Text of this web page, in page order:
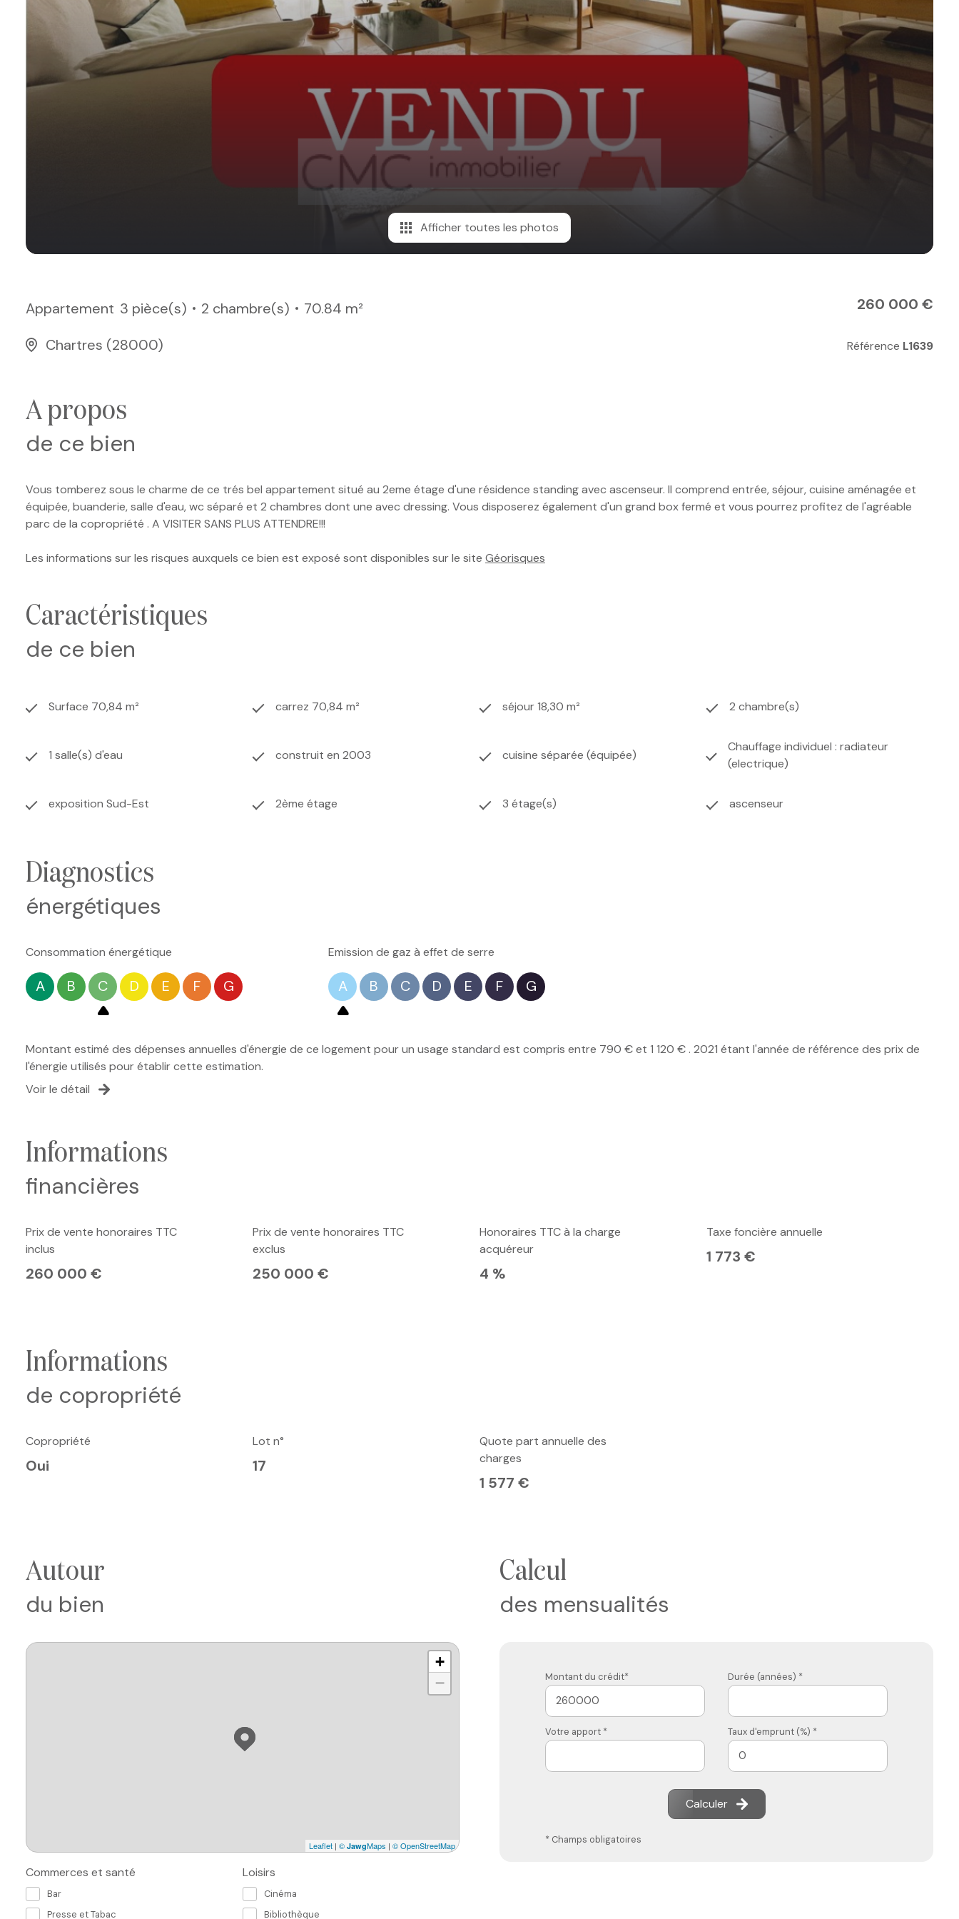
Afficher toutes les photos
Appartement 3 pièce(s) 2 chambre(s)
70.84 m²
Chartres (28000)
260 000 €
Référence L1639
a propos
de ce bien
Vous tomberez sous le charme de ce trés bel appartement situé au 2eme étage d'une résidence standing avec ascenseur. Il comprend entrée, séjour, cuisine aménagée et
équipée, buanderie, salle d'eau, wc séparé et 2 chambres dont une avec dressing. Vous disposerez également d'un grand box fermé et vous pourrez profitez de l'agréable
parc de la copropriété . A VISITER SANS PLUS ATTENDRE!!!
Les informations sur les risques auxquels ce bien est exposé sont disponibles sur le site Géorisques
caractéristiques
de ce bien
Surface 70,84 m² carrez 70,84 m² séjour 18,30 m² 2 chambre(s)
1 salle(s) d'eau construit en 2003 cuisine séparée (équipée)
Chauffage individuel : radiateur
(electrique)
exposition Sud-Est 2ème étage 3 étage(s) ascenseur
diagnostics
énergétiques
Consommation énergétique
A B C D E F G
Emission de gaz à effet de serre
A B C D E F G
Montant estimé des dépenses annuelles d'énergie de ce logement pour un usage standard est compris entre 790 € et 1 120 € . 2021 étant l'année de référence des prix de
l'énergie utilisés pour établir cette estimation.
Voir le détail
informations
financières
Prix de vente honoraires TTC
inclus
260 000 €
Prix de vente honoraires TTC
exclus
250 000 €
Honoraires TTC à la charge
acquéreur
4 %
Taxe foncière annuelle
1 773 €
informations
de copropriété
Copropriété
Oui
Lot n°
17
Quote part annuelle des
charges
1 577 €
autour
du bien
+
−
Leaflet | © JawgMaps | © OpenStreetMap
Commerces et santé
Bar
Presse et Tabac
Loisirs
Cinéma
Bibliothèque
calcul
des mensualités
Montant du crédit* Durée (années) *
Votre apport * Taux d'emprunt (%) *
Calculer
* Champs obligatoires